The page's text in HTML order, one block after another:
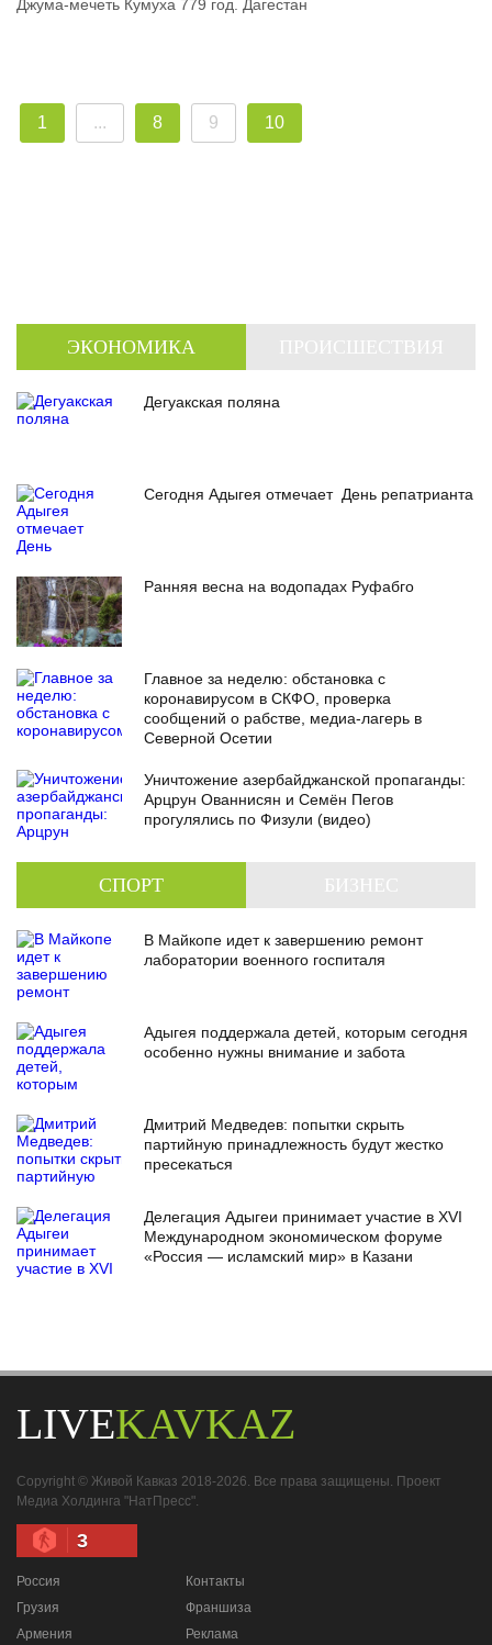
Джума-мечеть Кумуха 779 год. Дагестан
1 ... 8 9 10
ЭКОНОМИКА
Дегуакская поляна
Сегодня Адыгея отмечает День репатрианта
Ранняя весна на водопадах Руфабго
Главное за неделю: обстановка с
коронавирусом в СКФО, проверка
сообщений о рабстве, медиа-лагерь в
Северной Осетии
Уничтожение азербайджанской пропаганды:
Арцрун Ованнисян и Семён Пегов
прогулялись по Физули (видео)
СПОРТ
В Майкопе идет к завершению ремонт
лаборатории военного госпиталя
Адыгея поддержала детей, которым сегодня
особенно нужны внимание и забота
Дмитрий Медведев: попытки скрыть
партийную принадлежность будут жестко
пресекаться
Делегация Адыгеи принимает участие в XVI
Международном экономическом форуме
«Россия — исламский мир» в Казани
LIVEKAVKAZ
Copyright © Живой Кавказ 2018-2026. Все права защищены. Проект
Медиа Холдинга "НатПресс".
3
Россия
Грузия
Армения
Контакты
Франшиза
Реклама